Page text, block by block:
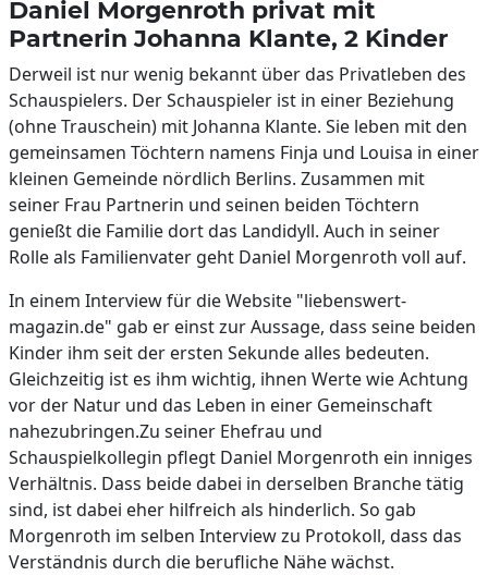
Daniel Morgenroth privat mit
Partnerin Johanna Klante, 2 Kinder
Derweil ist nur wenig bekannt über das Privatleben des
Schauspielers. Der Schauspieler ist in einer Beziehung
(ohne Trauschein) mit Johanna Klante. Sie leben mit den
gemeinsamen Töchtern namens Finja und Louisa in einer
kleinen Gemeinde nördlich Berlins. Zusammen mit
seiner Frau Partnerin und seinen beiden Töchtern
genießt die Familie dort das Landidyll. Auch in seiner
Rolle als Familienvater geht Daniel Morgenroth voll auf.
In einem Interview für die Website "liebenswert-
magazin.de" gab er einst zur Aussage, dass seine beiden
Kinder ihm seit der ersten Sekunde alles bedeuten.
Gleichzeitig ist es ihm wichtig, ihnen Werte wie Achtung
vor der Natur und das Leben in einer Gemeinschaft
nahezubringen.Zu seiner Ehefrau und
Schauspielkollegin pflegt Daniel Morgenroth ein inniges
Verhältnis. Dass beide dabei in derselben Branche tätig
sind, ist dabei eher hilfreich als hinderlich. So gab
Morgenroth im selben Interview zu Protokoll, dass das
Verständnis durch die berufliche Nähe wächst.